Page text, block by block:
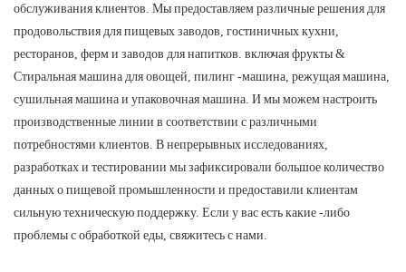
обслуживания клиентов. Мы предоставляем различные решения для
продовольствия для пищевых заводов, гостиничных кухни,
ресторанов, ферм и заводов для напитков. включая фрукты &
Стиральная машина для овощей, пилинг -машина, режущая машина,
сушильная машина и упаковочная машина. И мы можем настроить
производственные линии в соответствии с различными
потребностями клиентов. В непрерывных исследованиях,
разработках и тестировании мы зафиксировали большое количество
данных о пищевой промышленности и предоставили клиентам
сильную техническую поддержку. Если у вас есть какие -либо
проблемы с обработкой еды, свяжитесь с нами.